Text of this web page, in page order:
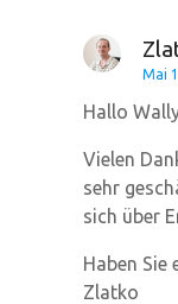
Mai
Hallo
Vielen
sehr
sich über
Haben Sie
Zlatko